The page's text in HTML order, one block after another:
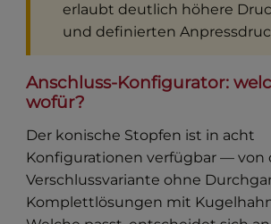
erlaubt deutlich höhere
und definierten
Anschluss-Konfigurator:
wofür?
Der konische Stopfen ist in acht
Konfigurationen verfügbar — von
Verschlussvariante ohne
Komplettlösungen mit